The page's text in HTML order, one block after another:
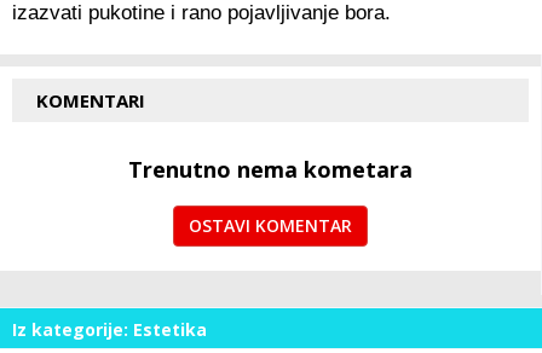
izazvati pukotine i rano pojavljivanje bora.
KOMENTARI
Trenutno nema kometara
OSTAVI KOMENTAR
Iz kategorije: Estetika